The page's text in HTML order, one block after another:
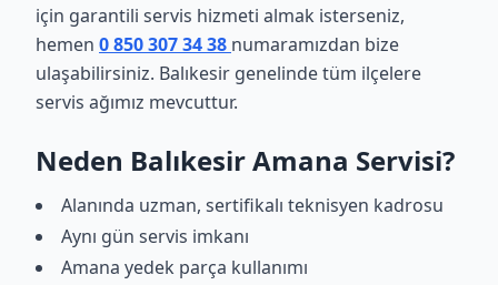
için garantili servis hizmeti almak isterseniz,
hemen 0 850 307 34 38 numaramızdan bize
ulaşabilirsiniz. Balıkesir genelinde tüm ilçelere
servis ağımız mevcuttur.
Neden Balıkesir Amana Servisi?
Alanında uzman, sertifikalı teknisyen kadrosu
Aynı gün servis imkanı
Amana yedek parça kullanımı